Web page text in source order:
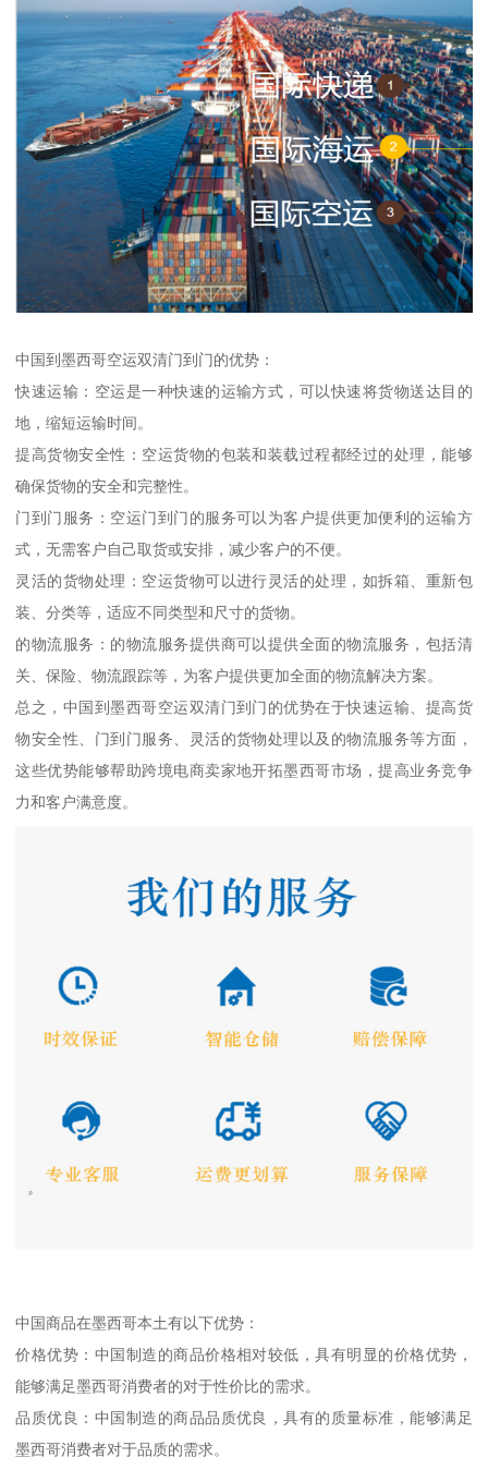
中国到墨西哥空运双清门到门的优势：
快速运输：空运是一种快速的运输方式，可以快速将货物送达目的
地，缩短运输时间。
提高货物安全性：空运货物的包装和装载过程都经过的处理，能够
确保货物的安全和完整性。
门到门服务：空运门到门的服务可以为客户提供更加便利的运输方
式，无需客户自己取货或安排，减少客户的不便。
灵活的货物处理：空运货物可以进行灵活的处理，如拆箱、重新包
装、分类等，适应不同类型和尺寸的货物。
的物流服务：的物流服务提供商可以提供全面的物流服务，包括清
关、保险、物流跟踪等，为客户提供更加全面的物流解决方案。
总之，中国到墨西哥空运双清门到门的优势在于快速运输、提高货
物安全性、门到门服务、灵活的货物处理以及的物流服务等方面，
这些优势能够帮助跨境电商卖家地开拓墨西哥市场，提高业务竞争
力和客户满意度。
中国商品在墨西哥本土有以下优势：
价格优势：中国制造的商品价格相对较低，具有明显的价格优势，
能够满足墨西哥消费者的对于性价比的需求。
品质优良：中国制造的商品品质优良，具有的质量标准，能够满足
墨西哥消费者对于品质的需求。